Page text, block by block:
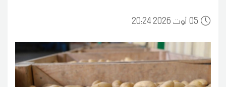
0520:24 2026 أوت